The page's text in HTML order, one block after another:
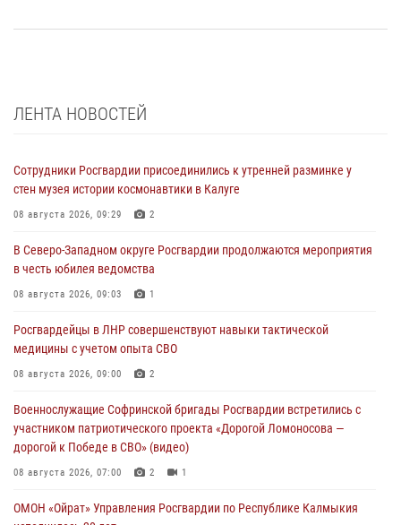
ЛЕНТА НОВОСТЕЙ
Сотрудники Росгвардии присоединились к утренней разминке у
стен музея истории космонавтики в Калуге
08 августа 2026, 09:29 2
В Северо-Западном округе Росгвардии продолжаются мероприятия
в честь юбилея ведомства
08 августа 2026, 09:03 1
Росгвардейцы в ЛНР совершенствуют навыки тактической
медицины с учетом опыта СВО
08 августа 2026, 09:00 2
Военнослужащие Софринской бригады Росгвардии встретились с
участником патриотического проекта «Дорогой Ломоносова —
дорогой к Победе в СВО» (видео)
08 августа 2026, 07:00 2 1
ОМОН «Ойрат» Управления Росгвардии по Республике Калмыкия